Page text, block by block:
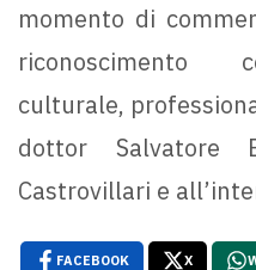
momento di
riconoscimento
culturale,
dottor
Castrovillari e
FACEBOOK X